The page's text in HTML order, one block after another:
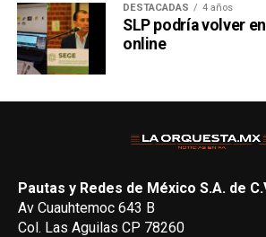
DESTACADAS 4 años
SLP podría volver
online
Pautas y Redes de México S.A. de
Av Cuauhtemoc 643 B
Col. Las Aguilas CP 78260